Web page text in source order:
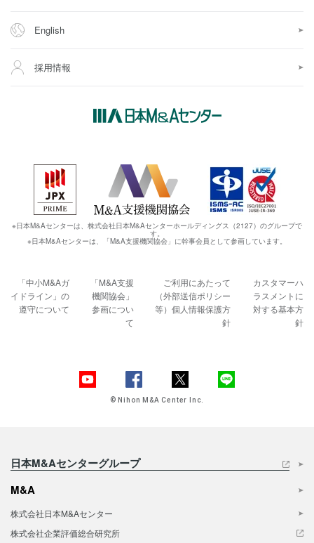
English
採用情報
※日本M&Aセンターは、株式会社日本M&Aセンターホールディングス（2127）のグループで
す。
※日本M&Aセンターは、「M&A支援機関協会」に幹事会員として参画しています。
「中小M&Aガ
イドライン」の
遵守について
「M&A支援
機関協会」
参画につい
て
ご利用にあたって
（外部送信ポリシー
等）個人情報保護方
針
カスタマーハ
ラスメントに
対する基本方
針
© Nihon M&A Center Inc.
日本M&Aセンターグループ
M&A
株式会社日本M&Aセンター
株式会社企業評価総合研究所